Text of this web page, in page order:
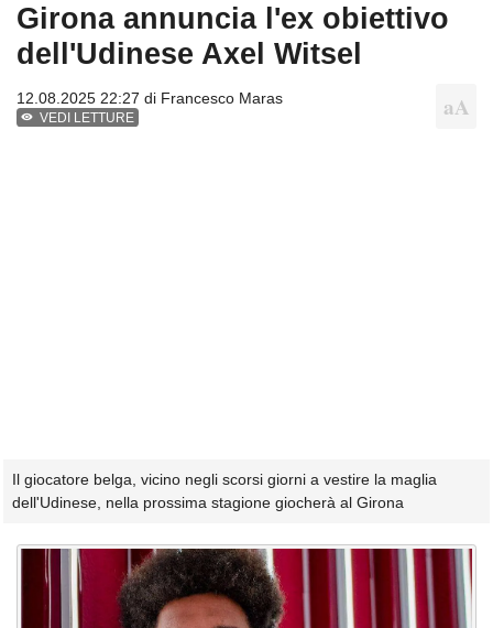
Girona annuncia l'ex obiettivo
dell'Udinese Axel Witsel
12.08.2025 22:27 di Francesco Maras
VEDI LETTURE
Il giocatore belga, vicino negli scorsi giorni a vestire la maglia
dell'Udinese, nella prossima stagione giocherà al Girona